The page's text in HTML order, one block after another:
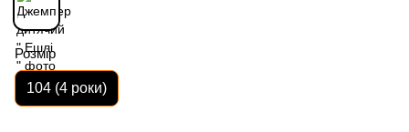
Розмір
104 (4 роки)